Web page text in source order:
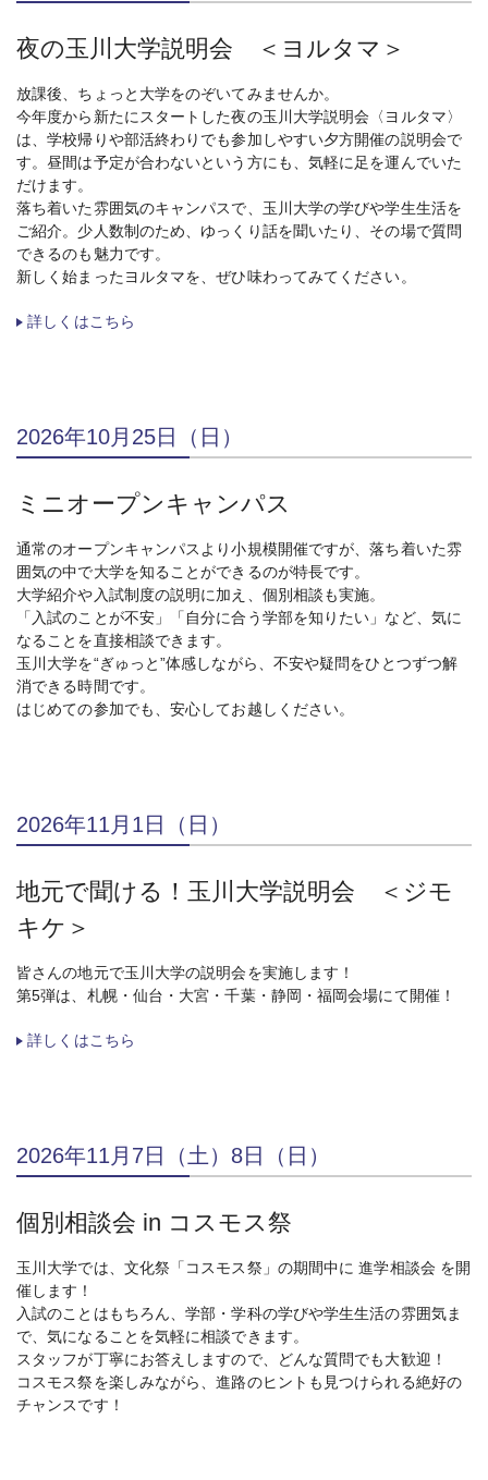
夜の玉川大学説明会 ＜ヨルタマ＞
放課後、ちょっと大学をのぞいてみませんか。
今年度から新たにスタートした夜の玉川大学説明会〈ヨルタマ〉
は、学校帰りや部活終わりでも参加しやすい夕方開催の説明会で
す。昼間は予定が合わないという方にも、気軽に足を運んでいた
だけます。
落ち着いた雰囲気のキャンパスで、玉川大学の学びや学生生活を
ご紹介。少人数制のため、ゆっくり話を聞いたり、その場で質問
できるのも魅力です。
新しく始まったヨルタマを、ぜひ味わってみてください。
詳しくはこちら
2026年10月25日（日）
ミニオープンキャンパス
通常のオープンキャンパスより小規模開催ですが、落ち着いた雰
囲気の中で大学を知ることができるのが特長です。
大学紹介や入試制度の説明に加え、個別相談も実施。
「入試のことが不安」「自分に合う学部を知りたい」など、気に
なることを直接相談できます。
玉川大学を“ぎゅっと”体感しながら、不安や疑問をひとつずつ解
消できる時間です。
はじめての参加でも、安心してお越しください。
2026年11月1日（日）
地元で聞ける！玉川大学説明会 ＜ジモ
キケ＞
皆さんの地元で玉川大学の説明会を実施します！
第5弾は、札幌・仙台・大宮・千葉・静岡・福岡会場にて開催！
詳しくはこちら
2026年11月7日（土）8日（日）
個別相談会 in コスモス祭
玉川大学では、文化祭「コスモス祭」の期間中に 進学相談会 を開
催します！
入試のことはもちろん、学部・学科の学びや学生生活の雰囲気ま
で、気になることを気軽に相談できます。
スタッフが丁寧にお答えしますので、どんな質問でも大歓迎！
コスモス祭を楽しみながら、進路のヒントも見つけられる絶好の
チャンスです！